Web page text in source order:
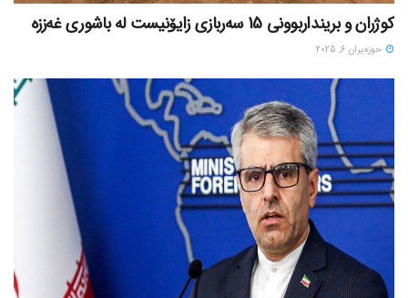
کوژران و برینداربوونی 15 سەربازی زایۆنیست لە باشوری غەززە
حوزه‌یران 6, 2025